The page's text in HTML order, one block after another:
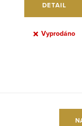
DETAIL
Vyprodáno